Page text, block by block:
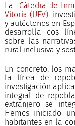
La Cátedra de
Vitoria (UFV)
y autóctonos en
desarrolla dos
sobre las
rural inclusiva y
En concreto, los
la línea de
investigación
integral de
extranjero se
Hemos iniciado
habitantes en la